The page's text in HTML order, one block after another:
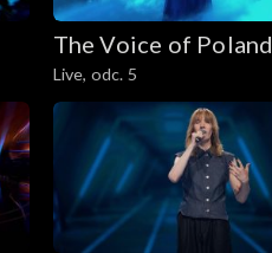
The Voice of Poland
Live, odc. 5